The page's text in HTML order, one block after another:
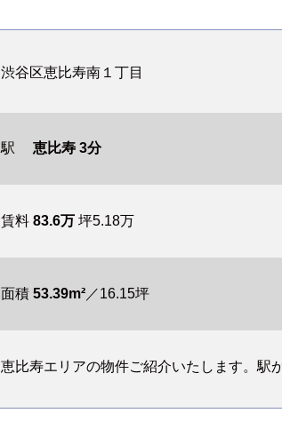
渋谷区恵比寿南１丁目
駅 恵比寿 3分
賃料 83.6万坪5.18万
面積 53.39m²／16.15坪
恵比寿エリアの物件ご紹介いたします。駅